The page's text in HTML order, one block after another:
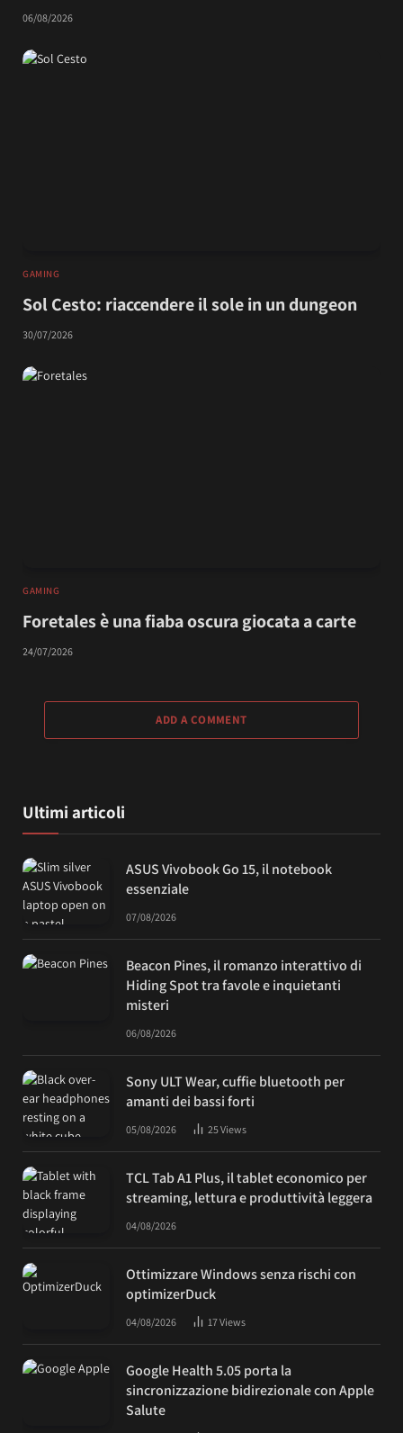
06/08/2026
GAMING
Sol Cesto: riaccendere il sole in un dungeon
30/07/2026
GAMING
Foretales è una fiaba oscura giocata a carte
24/07/2026
ADD A COMMENT
Ultimi articoli
ASUS Vivobook Go 15, il notebook
essenziale
07/08/2026
Beacon Pines, il romanzo interattivo di
Hiding Spot tra favole e inquietanti
misteri
06/08/2026
Sony ULT Wear, cuffie bluetooth per
amanti dei bassi forti
05/08/2026 25Views
TCL Tab A1 Plus, il tablet economico per
streaming, lettura e produttività leggera
04/08/2026
Ottimizzare Windows senza rischi con
optimizerDuck
04/08/2026 17Views
Google Health 5.05 porta la
sincronizzazione bidirezionale con Apple
Salute